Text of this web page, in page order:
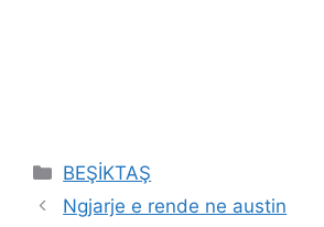
Categories
BEŞİKTAŞ
Ngjarje e rende ne austin